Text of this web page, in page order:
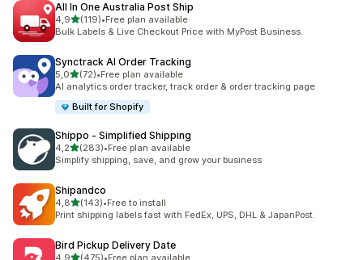
All In One Australia Post Ship
4,9z 5 hvězd
(119)
Celkový počet recenzí: 119
•Free plan available
Bulk Labels & Live Checkout Price with MyPost Business.
Synctrack AI Order Tracking
5,0z 5 hvězd
(72)
Celkový počet recenzí: 72
•Free plan available
AI analytics order tracker, track order & order tracking page
Built for Shopify
Shippo ‑ Simplified Shipping
4,2z 5 hvězd
(283)
Celkový počet recenzí: 283
•Free plan available
Simplify shipping, save, and grow your business
Shipandco
4,8z 5 hvězd
(143)
Celkový počet recenzí: 143
•Free to install
Print shipping labels fast with FedEx, UPS, DHL & JapanPost.
Bird Pickup Delivery Date
4,9z 5 hvězd
(475)•Free plan available